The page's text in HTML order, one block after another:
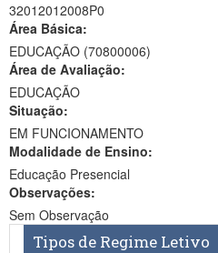
Ministério da Saúde
Ministério de Minas e Energia
Ministério da Ciência, Tecnologia, Inovações
Ministério do Meio Ambiente
Ministério do Turismo
Ministério do Desenvolvimento Regional
Controladoria-Geral da União
32012012008P0
Área Básica:
EDUCAÇÃO (70800006)
Área de Avaliação:
EDUCAÇÃO
Situação:
EM FUNCIONAMENTO
Modalidade de Ensino:
Educação Presencial
Observações:
Sem Observação
Tipos de Regime Letivo